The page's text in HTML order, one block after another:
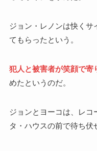
ジョン・レノンは快くサ
てもらったという。
犯人と被害者が笑顔で寄
めたというのだ。
ジョンとヨーコは、レコ
タ・ハウスの前で待ち伏